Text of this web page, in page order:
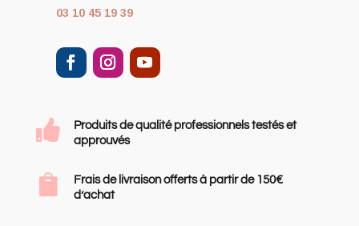
03 10 45 19 39

Produits de qualité professionnels testés et
approuvés

Frais de livraison offerts à partir de 150€
d’achat